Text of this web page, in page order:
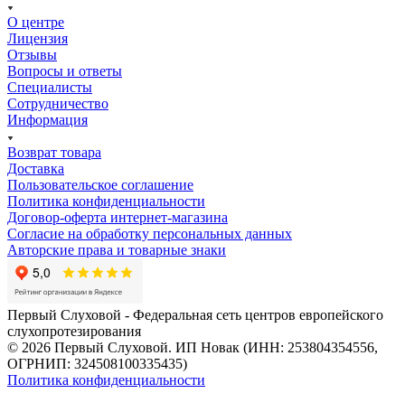
О центре
Лицензия
Отзывы
Вопросы и ответы
Специалисты
Сотрудничество
Информация
Возврат товара
Доставка
Пользовательское соглашение
Политика конфиденциальности
Договор-оферта интернет-магазина
Согласие на обработку персональных данных
Авторские права и товарные знаки
Первый Слуховой - Федеральная сеть центров европейского
слухопротезирования
© 2026 Первый Слуховой. ИП Новак (ИНН: 253804354556,
ОГРНИП: 324508100335435)
Политика конфиденциальности